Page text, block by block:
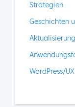
Strategien
Geschichten
WordPress/UX